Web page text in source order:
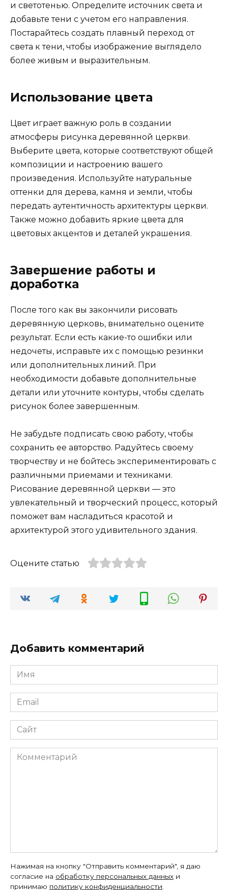
и светотенью. Определите источник света и
добавьте тени с учетом его направления.
Постарайтесь создать плавный переход от
света к тени, чтобы изображение выглядело
более живым и выразительным.
Использование цвета
Цвет играет важную роль в создании
атмосферы рисунка деревянной церкви.
Выберите цвета, которые соответствуют общей
композиции и настроению вашего
произведения. Используйте натуральные
оттенки для дерева, камня и земли, чтобы
передать аутентичность архитектуры церкви.
Также можно добавить яркие цвета для
цветовых акцентов и деталей украшения.
Завершение работы и
доработка
После того как вы закончили рисовать
деревянную церковь, внимательно оцените
результат. Если есть какие-то ошибки или
недочеты, исправьте их с помощью резинки
или дополнительных линий. При
необходимости добавьте дополнительные
детали или уточните контуры, чтобы сделать
рисунок более завершенным.
Не забудьте подписать свою работу, чтобы
сохранить ее авторство. Радуйтесь своему
творчеству и не бойтесь экспериментировать с
различными приемами и техниками.
Рисование деревянной церкви — это
увлекательный и творческий процесс, который
поможет вам насладиться красотой и
архитектурой этого удивительного здания.
Оцените статью
Добавить комментарий
Имя
*
Email
*
Сайт
Комментарий
Нажимая на кнопку "Отправить комментарий", я даю
согласие на обработку персональных данных и
принимаю политику конфиденциальности